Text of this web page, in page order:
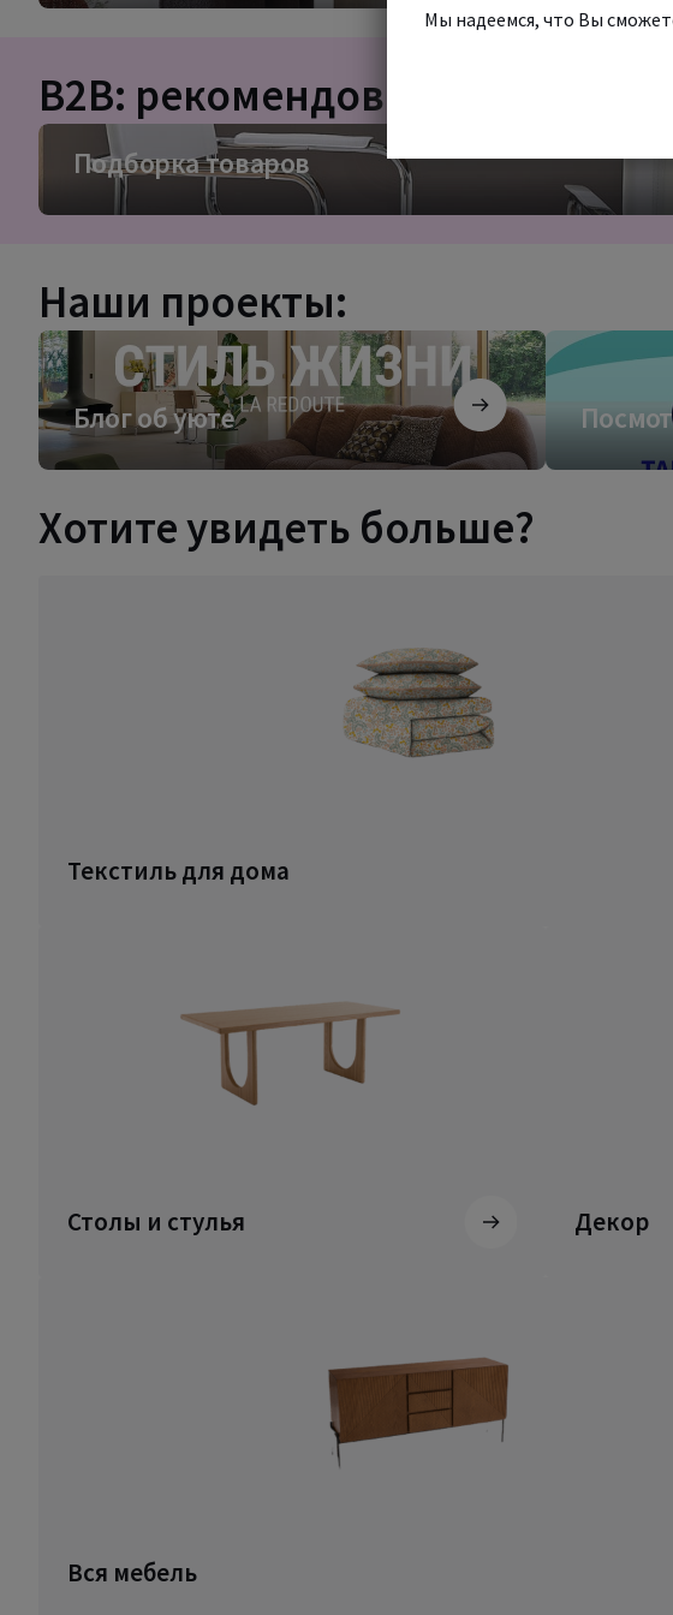
B2B: рекомендовано для
Подборка товаров
Подборка
товаров
Наши проекты:
Блог об уюте
Блог
об
уюте
Посмотреть
Хотите увидеть больше?
Текстиль для дома
Столы и стулья Декор
Вся мебель
Мы надеемся, что Вы